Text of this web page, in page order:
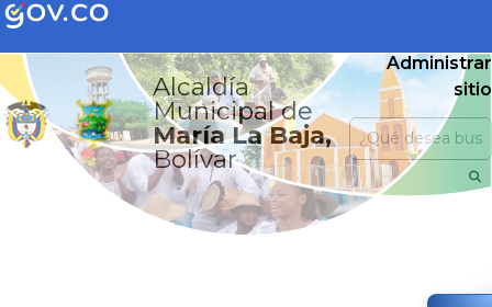
Alcaldía
Municipal de
María La Baja,
Bolívar
Administrar
sitio